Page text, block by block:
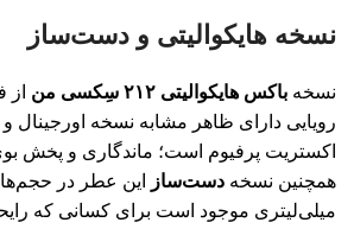
نسخه هایکوالیتی و دست‌ساز
نسخه باکس هایکوالیتی ۲۱۲ سِکسی من
رویایی دارای ظاهر مشابه نسخه اورجینال
اکستریت پرفیوم است؛ ماندگاری و پخش بوی
همچنین نسخه دست‌ساز
میلی‌لیتری موجود است برای کسانی که